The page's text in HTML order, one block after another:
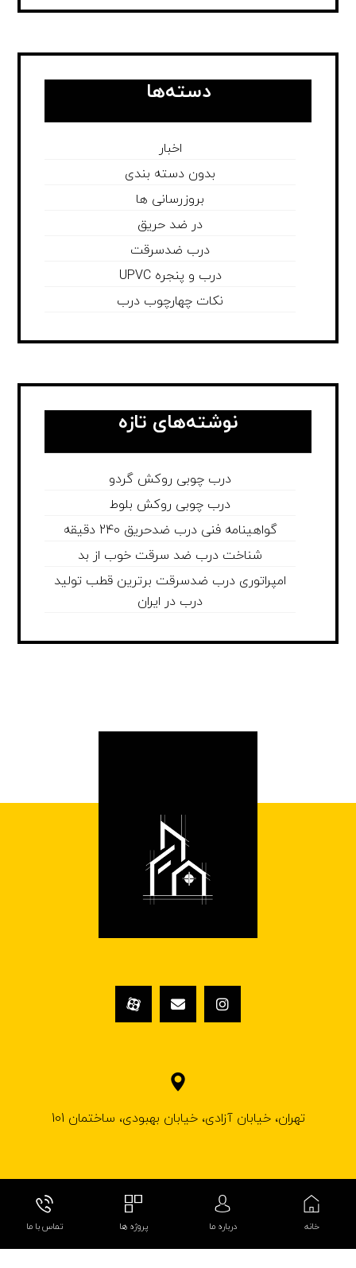
دسته‌ها
اخبار
بدون دسته بندی
بروزرسانی ها
در ضد حریق
درب ضدسرقت
درب و پنجره UPVC
نکات چهارچوب درب
نوشته‌های تازه
درب چوبی روکش گردو
درب چوبی روکش بلوط
گواهینامه فنی درب ضدحریق 240 دقیقه
شناخت درب ضد سرقت خوب از بد
امپراتوری درب ضدسرقت برترین قطب تولید
درب در ایران
تهران، خیابان آزادی، خیابان بهبودی، ساختمان 101
© کپی رایت ۱۴۰۲ کلینیک ساختمانی فروغ گیلاردیزاین خانه درباره ما پروژه ها تماس با ما